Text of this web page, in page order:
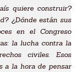
quiere construir?
¿Dónde están sus
en el Congreso
la lucha contra la
civiles. Esos
a la hora de pensar